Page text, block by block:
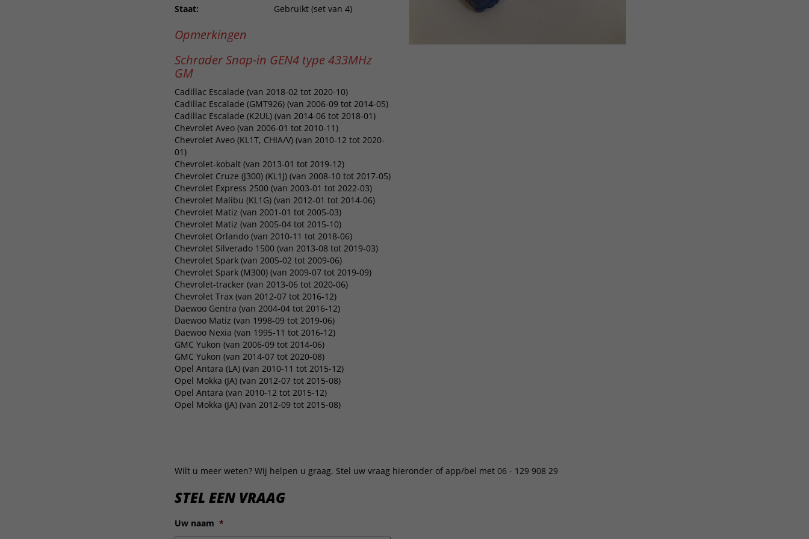
Staat:
Gebruikt (set van 4)
Opmerkingen
Schrader Snap-in GEN4 type 433MHz
GM
Cadillac Escalade (van 2018-02 tot 2020-10)
Cadillac Escalade (GMT926) (van 2006-09 tot 2014-05)
Cadillac Escalade (K2UL) (van 2014-06 tot 2018-01)
Chevrolet Aveo (van 2006-01 tot 2010-11)
Chevrolet Aveo (KL1T, CHIA/V) (van 2010-12 tot 2020-
01)
Chevrolet-kobalt (van 2013-01 tot 2019-12)
Chevrolet Cruze (J300) (KL1J) (van 2008-10 tot 2017-05)
Chevrolet Express 2500 (van 2003-01 tot 2022-03)
Chevrolet Malibu (KL1G) (van 2012-01 tot 2014-06)
Chevrolet Matiz (van 2001-01 tot 2005-03)
Chevrolet Matiz (van 2005-04 tot 2015-10)
Chevrolet Orlando (van 2010-11 tot 2018-06)
Chevrolet Silverado 1500 (van 2013-08 tot 2019-03)
Chevrolet Spark (van 2005-02 tot 2009-06)
Chevrolet Spark (M300) (van 2009-07 tot 2019-09)
Chevrolet-tracker (van 2013-06 tot 2020-06)
Chevrolet Trax (van 2012-07 tot 2016-12)
Daewoo Gentra (van 2004-04 tot 2016-12)
Daewoo Matiz (van 1998-09 tot 2019-06)
Daewoo Nexia (van 1995-11 tot 2016-12)
GMC Yukon (van 2006-09 tot 2014-06)
GMC Yukon (van 2014-07 tot 2020-08)
Opel Antara (LA) (van 2010-11 tot 2015-12)
Opel Mokka (JA) (van 2012-07 tot 2015-08)
Opel Antara (van 2010-12 tot 2015-12)
Opel Mokka (JA) (van 2012-09 tot 2015-08)
Wilt u meer weten? Wij helpen u graag. Stel uw vraag hieronder of app/bel met 06 - 129 908 29
STEL EEN VRAAG
Uw naam *